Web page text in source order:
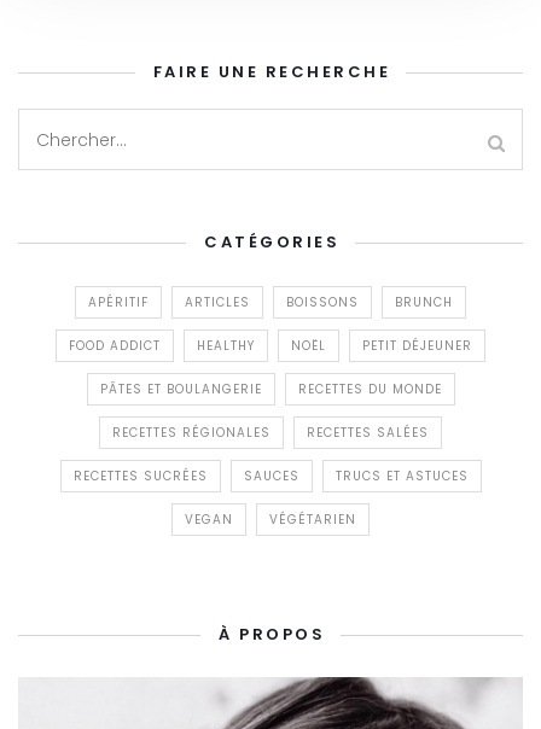
FAIRE UNE RECHERCHE
CATÉGORIES
APÉRITIF ARTICLES BOISSONS BRUNCH
FOOD ADDICT HEALTHY NOËL PETIT DÉJEUNER
PÂTES ET BOULANGERIE RECETTES DU MONDE
RECETTES RÉGIONALES RECETTES SALÉES
RECETTES SUCRÉES SAUCES TRUCS ET ASTUCES
VEGAN VÉGÉTARIEN
À PROPOS